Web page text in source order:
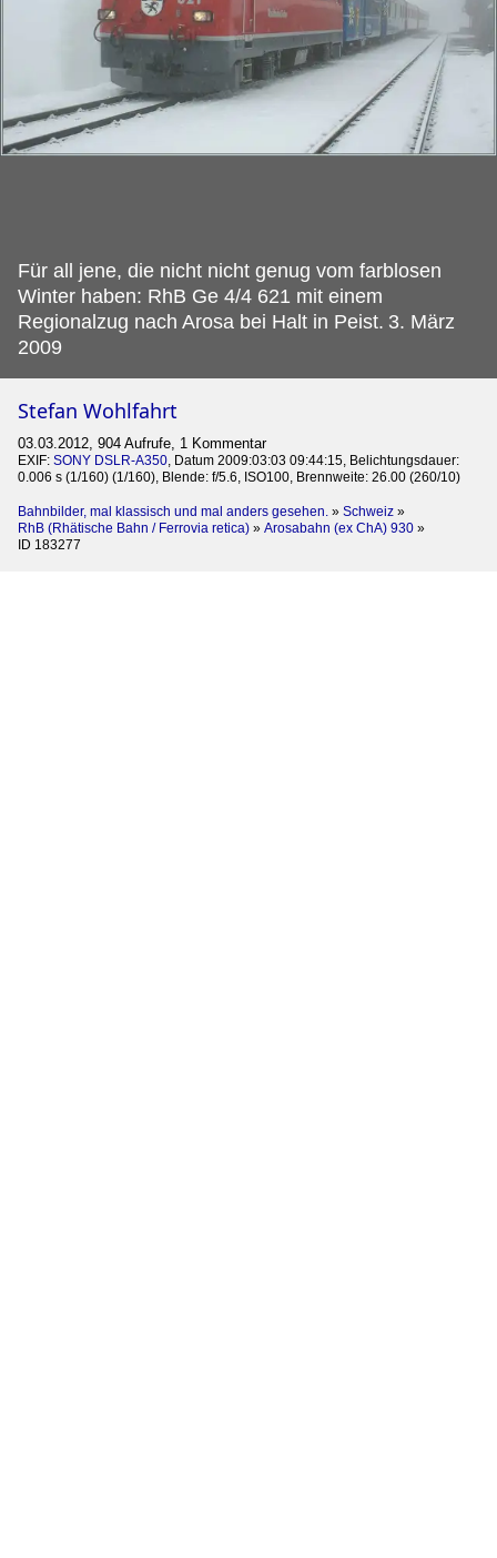
Für all jene, die nicht nicht genug vom farblosen
Winter haben: RhB Ge 4/4 621 mit einem
Regionalzug nach Arosa bei Halt in Peist. 3. März
2009
Stefan Wohlfahrt
03.03.2012, 904 Aufrufe, 1 Kommentar
EXIF: SONY DSLR-A350, Datum 2009:03:03 09:44:15, Belichtungsdauer:
0.006 s (1/160) (1/160), Blende: f/5.6, ISO100, Brennweite: 26.00 (260/10)
Bahnbilder, mal klassisch und mal anders gesehen. » Schweiz »
RhB (Rhätische Bahn / Ferrovia retica) » Arosabahn (ex ChA) 930 »
ID 183277